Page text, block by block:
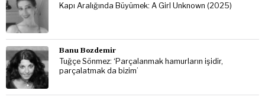
Kapı Aralığında Büyümek: A Girl Unknown (2025)
Banu Bozdemir
Tuğçe Sönmez: ‘Parçalanmak hamurların işidir,
parçalatmak da bizim’